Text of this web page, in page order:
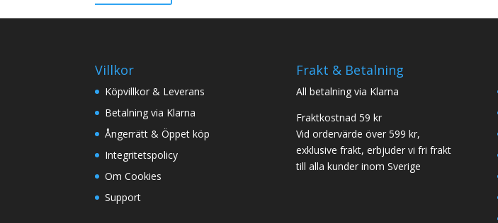
Villkor
Köpvillkor & Leverans
Betalning via Klarna
Ångerrätt & Öppet köp
Integritetspolicy
Om Cookies
Support
Frakt & Betalning
All betalning via Klarna
Fraktkostnad 59 kr
Vid ordervärde över 599 kr,
exklusive frakt, erbjuder vi fri frakt
till alla kunder inom Sverige